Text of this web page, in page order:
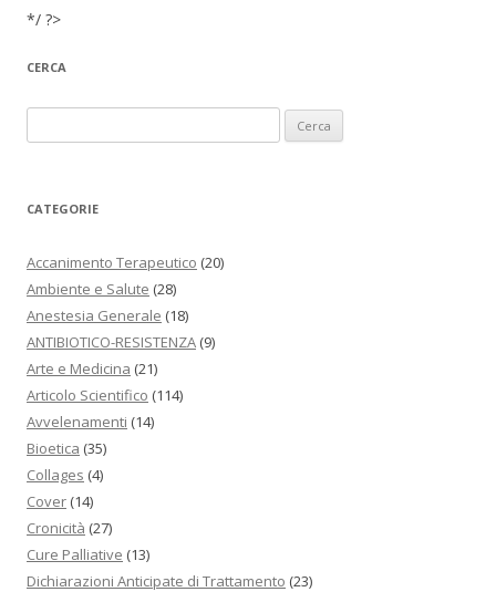
*/ ?>
CERCA
CATEGORIE
Accanimento Terapeutico (20)
Ambiente e Salute (28)
Anestesia Generale (18)
ANTIBIOTICO-RESISTENZA (9)
Arte e Medicina (21)
Articolo Scientifico (114)
Avvelenamenti (14)
Bioetica (35)
Collages (4)
Cover (14)
Cronicità (27)
Cure Palliative (13)
Dichiarazioni Anticipate di Trattamento (23)